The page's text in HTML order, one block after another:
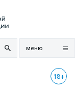
меню
18+